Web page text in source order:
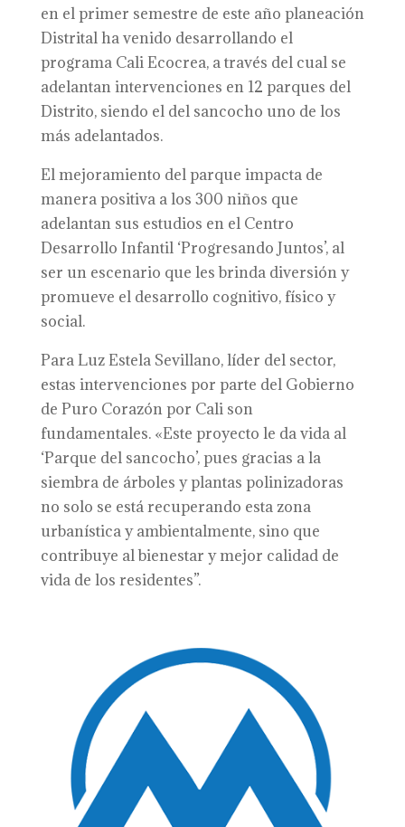
en el primer semestre de este año planeación
Distrital ha venido desarrollando el
programa Cali Ecocrea, a través del cual se
adelantan intervenciones en 12 parques del
Distrito, siendo el del sancocho uno de los
más adelantados.
El mejoramiento del parque impacta de
manera positiva a los 300 niños que
adelantan sus estudios en el Centro
Desarrollo Infantil ‘Progresando Juntos’, al
ser un escenario que les brinda diversión y
promueve el desarrollo cognitivo, físico y
social.
Para Luz Estela Sevillano, líder del sector,
estas intervenciones por parte del Gobierno
de Puro Corazón por Cali son
fundamentales. «Este proyecto le da vida al
‘Parque del sancocho’, pues gracias a la
siembra de árboles y plantas polinizadoras
no solo se está recuperando esta zona
urbanística y ambientalmente, sino que
contribuye al bienestar y mejor calidad de
vida de los residentes”.